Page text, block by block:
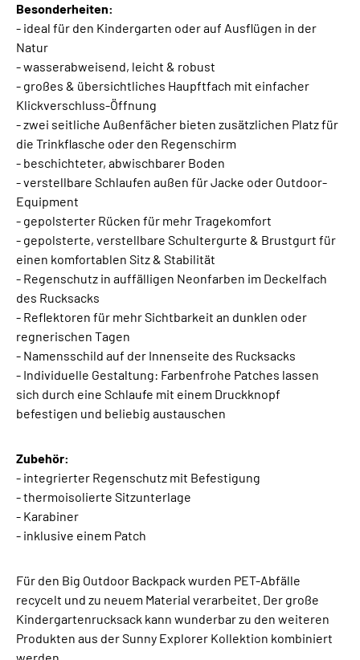
Besonderheiten:
- ideal für den Kindergarten oder auf Ausflügen in der
Natur
- wasserabweisend, leicht & robust
- großes & übersichtliches Haupftfach mit einfacher
Klickverschluss-Öffnung
- zwei seitliche Außenfächer bieten zusätzlichen Platz für
die Trinkflasche oder den Regenschirm
- beschichteter, abwischbarer Boden
- verstellbare Schlaufen außen für Jacke oder Outdoor-
Equipment
- gepolsterter Rücken für mehr Tragekomfort
- gepolsterte, verstellbare Schultergurte & Brustgurt für
einen komfortablen Sitz & Stabilität
- Regenschutz in auffälligen Neonfarben im Deckelfach
des Rucksacks
- Reflektoren für mehr Sichtbarkeit an dunklen oder
regnerischen Tagen
- Namensschild auf der Innenseite des Rucksacks
- Individuelle Gestaltung: Farbenfrohe Patches lassen
sich durch eine Schlaufe mit einem Druckknopf
befestigen und beliebig austauschen
Zubehör:
- integrierter Regenschutz mit Befestigung
- thermoisolierte Sitzunterlage
- Karabiner
- inklusive einem Patch
Für den Big Outdoor Backpack wurden PET-Abfälle
recycelt und zu neuem Material verarbeitet. Der große
Kindergartenrucksack kann wunderbar zu den weiteren
Produkten aus der Sunny Explorer Kollektion kombiniert